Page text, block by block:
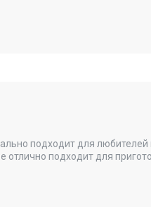
подходит для любителей
подходит для